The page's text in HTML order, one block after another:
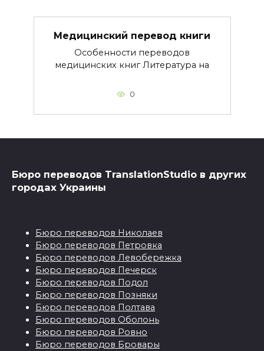
Медицинский перевод книги
Особенности переводов
медицинских книг Литература на
0
Бюро переводов TranslationStudio в других
городах Украины
Бюро переводов Николаев
Бюро переводов Петровка
Бюро переводов Левобережка
Бюро переводов Печерск
Бюро переводов Подол
Бюро переводов Позняки
Бюро переводов Полтава
Бюро переводов Оболонь
Бюро переводов Ровно
Бюро переводов Бровары